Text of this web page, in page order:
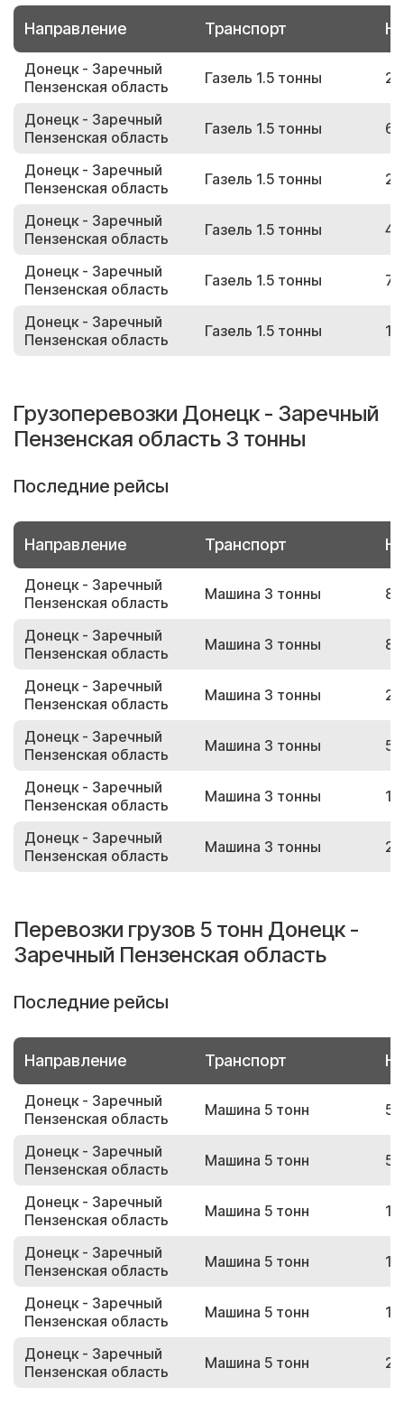
Направление Транспорт
Донецк - Заречный
Пензенская область
Газель 1.5 тонны
Донецк - Заречный
Пензенская область
Газель 1.5 тонны
Донецк - Заречный
Пензенская область
Газель 1.5 тонны
Донецк - Заречный
Пензенская область
Газель 1.5 тонны
Донецк - Заречный
Пензенская область
Газель 1.5 тонны
Донецк - Заречный
Пензенская область
Газель 1.5 тонны
Грузоперевозки Донецк - Заречный
Пензенская область 3 тонны
Последние рейсы
Направление Транспорт
Донецк - Заречный
Пензенская область
Машина 3 тонны
Донецк - Заречный
Пензенская область
Машина 3 тонны
Донецк - Заречный
Пензенская область
Машина 3 тонны
Донецк - Заречный
Пензенская область
Машина 3 тонны
Донецк - Заречный
Пензенская область
Машина 3 тонны
Донецк - Заречный
Пензенская область
Машина 3 тонны
Перевозки грузов 5 тонн Донецк -
Заречный Пензенская область
Последние рейсы
Направление Транспорт
Донецк - Заречный
Пензенская область
Машина 5 тонн
Донецк - Заречный
Пензенская область
Машина 5 тонн
Донецк - Заречный
Пензенская область
Машина 5 тонн
Донецк - Заречный
Пензенская область
Машина 5 тонн
Донецк - Заречный
Пензенская область
Машина 5 тонн
Донецк - Заречный
Пензенская область
Машина 5 тонн